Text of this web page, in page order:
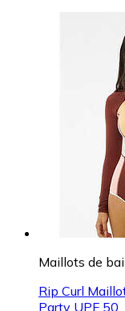
Maillots de
Rip Curl
Party UPF 50